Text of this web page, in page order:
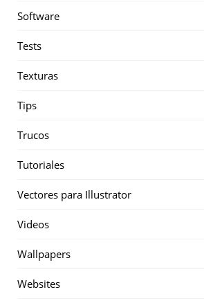
Software
Tests
Texturas
Tips
Trucos
Tutoriales
Vectores para Illustrator
Videos
Wallpapers
Websites